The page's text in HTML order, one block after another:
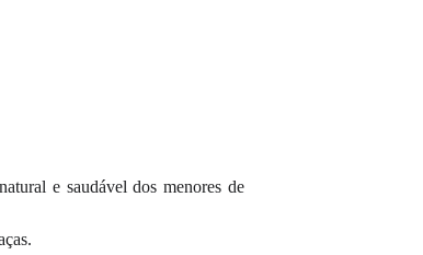
e saudável dos menores de